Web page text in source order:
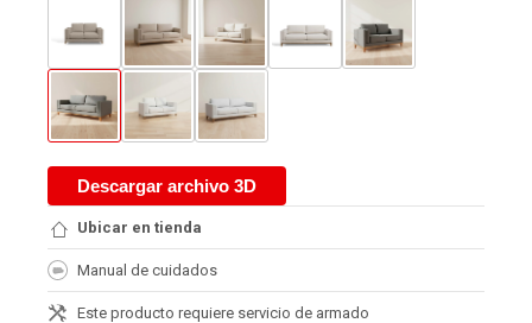
Descargar archivo 3D
Ubicar en tienda
Manual de cuidados
Este producto requiere servicio de armado